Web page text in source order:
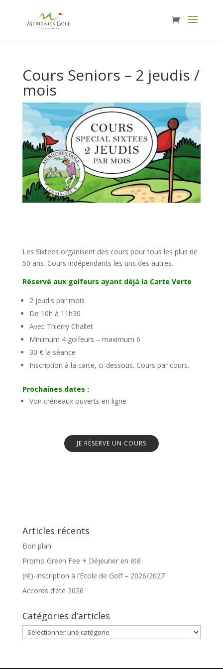
Cours Seniors – 2 jeudis /
mois
Les Sixtees organisent des cours pour tous les plus de
50 ans. Cours indépendants les uns des autres.
Réservé aux golfeurs ayant déjà la Carte Verte
2 jeudis par mois
De 10h à 11h30
Avec Thierry Challet
Minimum 4 golfeurs – maximum 6
30 € la séance
Inscription à la carte, ci-dessous. Cours par cours.
Prochaines dates :
Voir créneaux ouverts en ligne
JE RÉSERVE UN COURS
Articles récents
Bon plan
Promo Green Fee + Déjeuner en été
(ré)-Inscription à l’Ecole de Golf – 2026/2027
Accords d’été 2026
Catégories d’articles
Catégories
d’articles